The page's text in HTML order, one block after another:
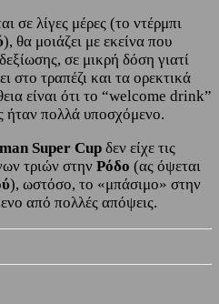
σε λίγες μέρες (το ντέρμπι
), θα μοιάζει με εκείνα που
σε μικρή δόση γιατί
στο τραπέζι και τα ορεκτικά
είναι ότι το “welcome drink”
ήταν πολλά υποσχόμενο.
Super Cup δεν είχε τις
τριών στην Ρόδο (ας όψεται
), ωστόσο, το «μπάσιμο» στην
από πολλές απόψεις.